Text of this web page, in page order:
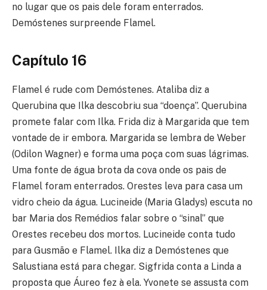
no lugar que os pais dele foram enterrados.
Demóstenes surpreende Flamel.
Capítulo 16
Flamel é rude com Demóstenes. Ataliba diz a
Querubina que Ilka descobriu sua “doença”. Querubina
promete falar com Ilka. Frida diz à Margarida que tem
vontade de ir embora. Margarida se lembra de Weber
(Odilon Wagner) e forma uma poça com suas lágrimas.
Uma fonte de água brota da cova onde os pais de
Flamel foram enterrados. Orestes leva para casa um
vidro cheio da água. Lucineide (Maria Gladys) escuta no
bar Maria dos Remédios falar sobre o “sinal” que
Orestes recebeu dos mortos. Lucineide conta tudo
para Gusmão e Flamel. Ilka diz a Demóstenes que
Salustiana está para chegar. Sigfrida conta a Linda a
proposta que Áureo fez à ela. Yvonete se assusta com